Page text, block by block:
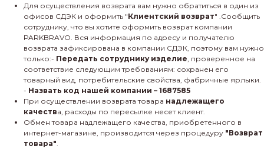
Для осуществления возврата вам нужно обратиться в один из
офисов СДЭК и оформить "Клиентский возврат" .Сообщить
сотруднику, что вы хотите оформить возврат компании
PARKBRAVO. Вся информация по адресу и получателю
возврата зафиксирована в компании СДЭК, поэтому вам нужно
только:- Передать сотруднику изделие, проверенное на
соответствие следующим требованиям: сохранен его
товарный вид, потребительские свойства, фабричные ярлыки.
- Назвать код нашей компании – 1687585
При осуществлении возврата товара надлежащего
качества, расходы по пересылке несет клиент.
Обмен товара надлежащего качества, приобретенного в
интернет-магазине, производится через процедуру "Возврат
товара".